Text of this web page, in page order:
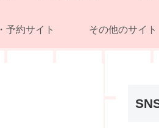
予約サイト その他のサイト